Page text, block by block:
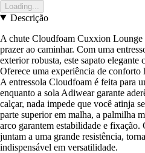
Loading...
Descrição
A chute Cloudfoam Cuxxion
prazer ao caminhar. Com uma
exterior robusta, este sapato
Oferece uma experiência de conforto
A entressola Cloudfoam é feita para
enquanto a sola Adiwear garante
calçar, nada impede que você atinja
parte superior em malha, a palmilha
arco garantem estabilidade e
juntam a uma grande resistência,
indispensável em versatilidade.